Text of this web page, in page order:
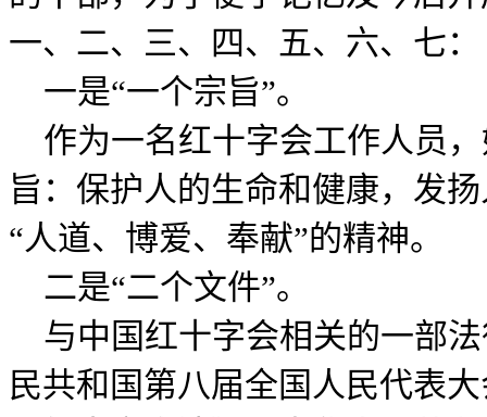
一、二、三、四、五、六、七：
一是“一个宗旨”。
作为一名红十字会工作人员
旨：保护人的生命和健康，发
“人道、博爱、奉献”的精神。
二是“二个文件”。
与中国红十字会相关的一部
民共和国第八届全国人民代表